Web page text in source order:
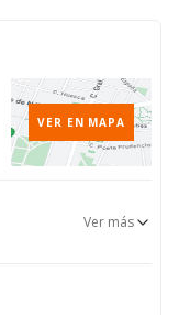
VER EN MAPA
Ver más